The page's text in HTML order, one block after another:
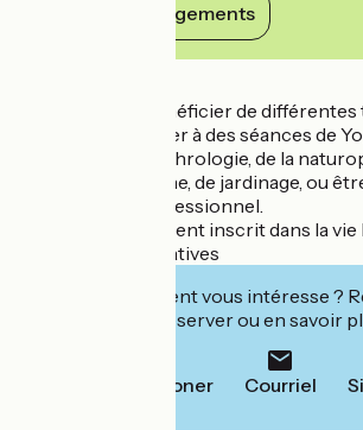
Voir ses engagements
On peut venir bénéficier de
massage, participer à des séances de
bienfaits de la sophrologie, de la
d’ateliers de cuisine, de jardinage, ou
par un coach professionnel.
Ce lieu est également inscrit dans la
ses forces associatives
Cet établissement vous intéresse ?
leur site pour réserver ou en savoir
Téléphoner Courriel